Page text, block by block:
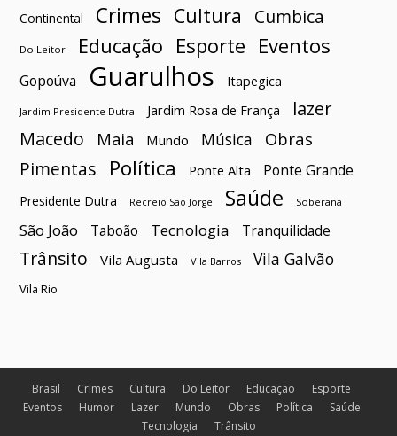
Continental Crimes Cultura Cumbica
Do Leitor Educação Esporte Eventos
Gopoúva Guarulhos Itapegica
Jardim Presidente Dutra Jardim Rosa de França
lazer
Macedo
Maia Mundo Música Obras
Pimentas Política Ponte Alta Ponte Grande
Presidente Dutra Recreio São Jorge Saúde Soberana
São João Taboão Tecnologia Tranquilidade
Trânsito Vila Augusta Vila Barros Vila Galvão
Vila Rio
Brasil Crimes Cultura Do Leitor Educação
Esporte
Eventos
Humor Lazer Mundo Obras Política
Saúde
Tecnologia
Trânsito